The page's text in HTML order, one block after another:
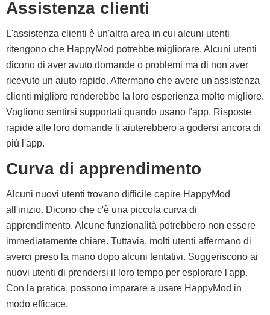
Assistenza clienti
L'assistenza clienti è un'altra area in cui alcuni utenti
ritengono che HappyMod potrebbe migliorare. Alcuni utenti
dicono di aver avuto domande o problemi ma di non aver
ricevuto un aiuto rapido. Affermano che avere un'assistenza
clienti migliore renderebbe la loro esperienza molto migliore.
Vogliono sentirsi supportati quando usano l'app. Risposte
rapide alle loro domande li aiuterebbero a godersi ancora di
più l'app.
Curva di apprendimento
Alcuni nuovi utenti trovano difficile capire HappyMod
all'inizio. Dicono che c'è una piccola curva di
apprendimento. Alcune funzionalità potrebbero non essere
immediatamente chiare. Tuttavia, molti utenti affermano di
averci preso la mano dopo alcuni tentativi. Suggeriscono ai
nuovi utenti di prendersi il loro tempo per esplorare l'app.
Con la pratica, possono imparare a usare HappyMod in
modo efficace.